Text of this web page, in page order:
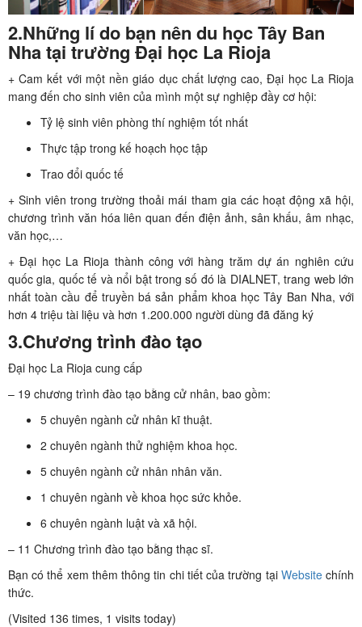
2.Những lí do bạn nên du học Tây Ban
Nha tại trường Đại học La Rioja
+ Cam kết với một nền giáo dục chất lượng cao, Đại học La Rioja
mang đến cho sinh viên của mình một sự nghiệp đầy cơ hội:
Tỷ lệ sinh viên phòng thí nghiệm tốt nhất
Thực tập trong kế hoạch học tập
Trao đổi quốc tế
+ Sinh viên trong trường thoải mái tham gia các hoạt động xã hội,
chương trình văn hóa liên quan đến điện ảnh, sân khấu, âm nhạc,
văn học,…
+ Đại học La Rioja thành công với hàng trăm dự án nghiên cứu
quốc gia, quốc tế và nổi bật trong số đó là DIALNET, trang web lớn
nhất toàn cầu để truyền bá sản phẩm khoa học Tây Ban Nha, với
hơn 4 triệu tài liệu và hơn 1.200.000 người dùng đã đăng ký
3.Chương trình đào tạo
Đại học La Rioja cung cấp
– 19 chương trình đào tạo bằng cử nhân, bao gồm:
5 chuyên ngành cử nhân kĩ thuật.
2 chuyên ngành thử nghiệm khoa học.
5 chuyên ngành cử nhân nhân văn.
1 chuyên ngành về khoa học sức khỏe.
6 chuyên ngành luật và xã hội.
– 11 Chương trình đào tạo bằng thạc sĩ.
Bạn có thể xem thêm thông tin chi tiết của trường tại Websitechính
thức.
(Visited 136 times, 1 visits today)